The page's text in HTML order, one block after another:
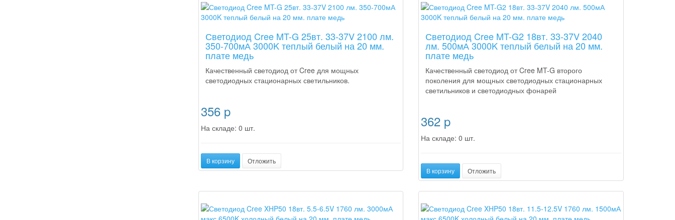
Светодиод Cree MT-G 25вт. 33-37V 2100 лм.
350-700мА 3000K теплый белый на 20 мм.
плате медь
Качественный светодиод от Cree для мощных
светодиодных стационарных светильников.
356 p
На складе: 0 шт.
В корзину Отложить
Светодиод Cree MT-G2 18вт. 33-37V 2040
лм. 500мА 3000K теплый белый на 20 мм.
плате медь
Качественный светодиод от Cree MT-G второго
поколения для мощных светодиодных стационарных
светильников и светодиодных фонарей
362 p
На складе: 0 шт.
В корзину Отложить